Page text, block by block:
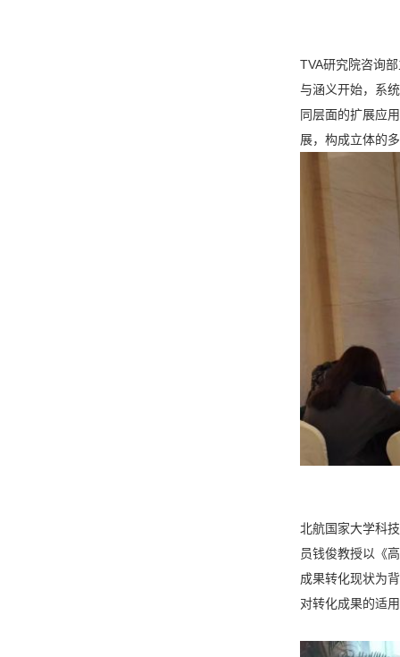
TVA研究院咨询
与涵义开始，系
同层面的扩展应
展，构成立体的
北航国家大学科
员钱俊教授以《
成果转化现状为
对转化成果的适